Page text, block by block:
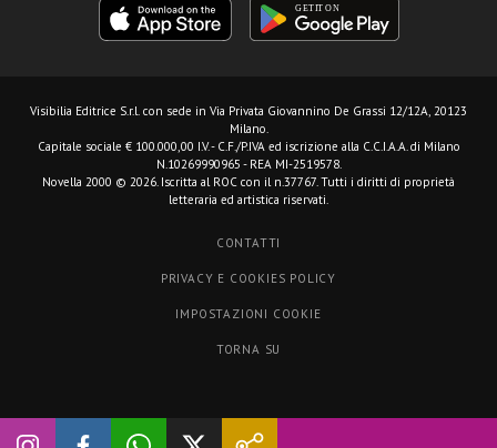
Visibilia Editrice S.r.l. con sede in Via Privata Giovannino De Grassi 12/12A, 20123
Milano.
Capitale sociale € 100.000,00 I.V. - C.F./P.IVA ed iscrizione alla C.C.I.A.A. di Milano
N.10269990965 - REA MI-2519578.
Novella 2000 © 2026. Iscritta al ROC con il n.37767. Tutti i diritti di proprietà
letteraria ed artistica riservati.
CONTATTI
PRIVACY E COOKIES POLICY
IMPOSTAZIONI COOKIE
TORNA SU